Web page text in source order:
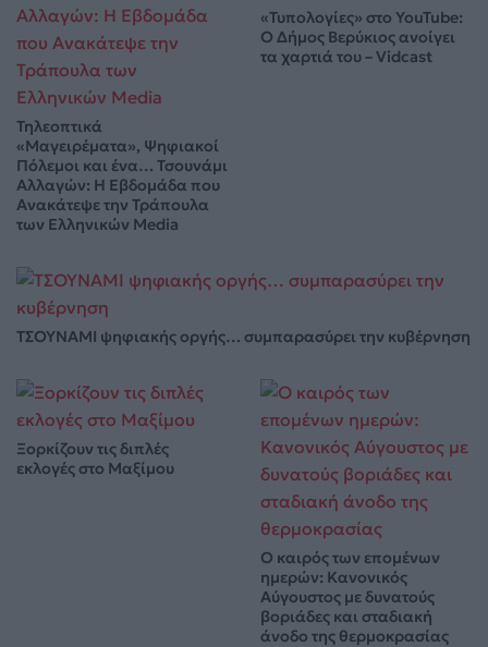
Τηλεοπτικά
«Μαγειρέματα», Ψηφιακοί
Πόλεμοι και ένα… Τσουνάμι
Αλλαγών: Η Εβδομάδα που
Ανακάτεψε την Τράπουλα
των Ελληνικών Media
«Τυπολογίες» στο YouTube:
Ο Δήμος Βερύκιος ανοίγει
τα χαρτιά του – Vidcast
ΤΣΟΥΝΑΜΙ ψηφιακής οργής… συμπαρασύρει την κυβέρνηση
Ξορκίζουν τις διπλές
εκλογές στο Μαξίμου
Ο καιρός των επομένων
ημερών: Κανονικός
Αύγουστος με δυνατούς
βοριάδες και σταδιακή
άνοδο της θερμοκρασίας